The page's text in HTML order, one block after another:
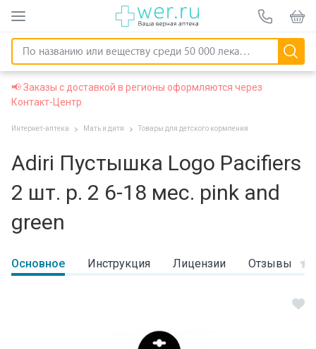
📢 Заказы с доставкой в регионы оформляются через
Контакт-Центр
Интернет-аптека Мать и дитя Товары для детского кормления
Adiri Пустышка Logo Pacifiers
2 шт. р. 2 6-18 мес. pink and
green
Основное Инструкция Лицензии Отзывы